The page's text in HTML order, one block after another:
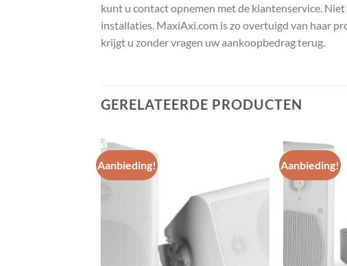
kunt u contact opnemen met de klantenservice.
installaties. MaxiAxi.com is zo overtuigd van haar
krijgt u zonder vragen uw aankoopbedrag terug.
GERELATEERDE PRODUCTEN
Aanbieding!
Toevoegen
Aanbieding!